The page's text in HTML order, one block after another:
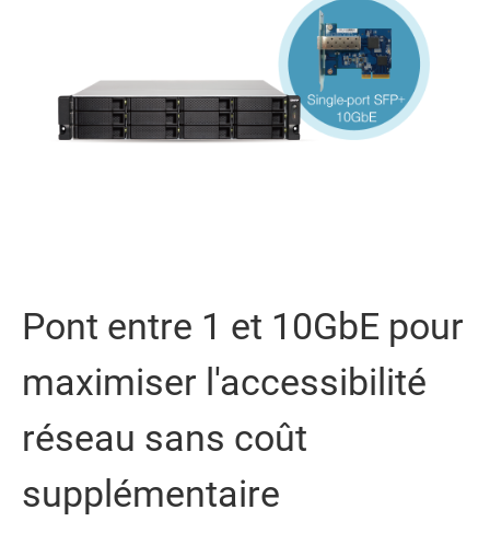
Pont entre 1 et 10GbE pour
maximiser l'accessibilité
réseau sans coût
supplémentaire